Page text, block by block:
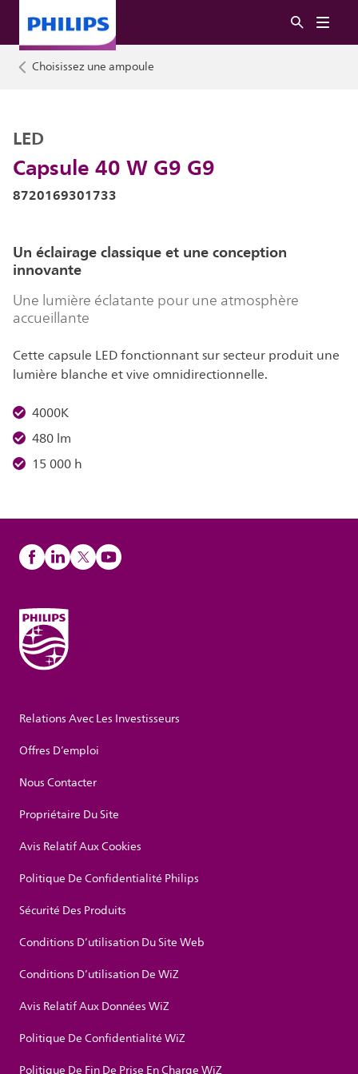
Choisissez une ampoule
Capsule 40 W G9 G9
LED
8720169301733
Un éclairage classique et une conception
innovante
Une lumière éclatante pour une atmosphère
accueillante
Cette capsule LED fonctionnant sur secteur produit une
lumière blanche et vive omnidirectionnelle.
4000K
480 lm
15 000 h
Relations Avec Les Investisseurs
Offres D’emploi
Nous Contacter
Propriétaire Du Site
Avis Relatif Aux Cookies
Politique De Confidentialité Philips
Sécurité Des Produits
Conditions D’utilisation Du Site Web
Conditions D’utilisation De WiZ
Avis Relatif Aux Données WiZ
Politique De Confidentialité WiZ